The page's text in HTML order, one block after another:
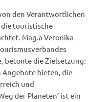
den Verantwortlichen
touristische
Mag.a Veronika
betonte die Zielsetzung:
Angebote bieten, die
und
der Planeten‘ ist ein